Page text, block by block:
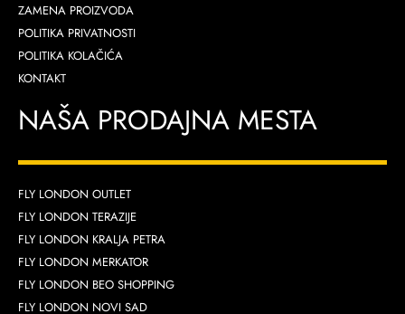
ZAMENA PROIZVODA
POLITIKA PRIVATNOSTI
POLITIKA KOLAČIĆA
KONTAKT
NAŠA PRODAJNA MESTA
FLY LONDON OUTLET
FLY LONDON TERAZIJE
FLY LONDON KRALJA PETRA
FLY LONDON MERKATOR
FLY LONDON BEO SHOPPING
FLY LONDON NOVI SAD